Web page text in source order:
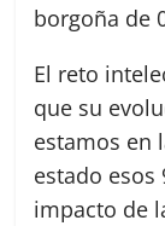
borgoña de
El reto
que su
estamos en
estado esos
impacto de